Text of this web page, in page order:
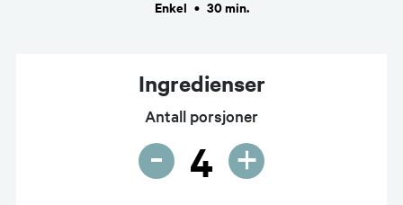
Enkel • 30 min.
Ingredienser
Antall porsjoner
- 4 +